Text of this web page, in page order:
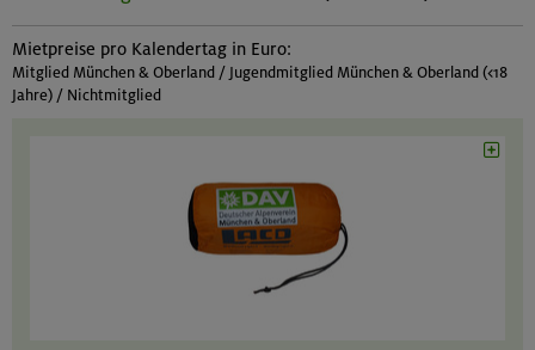
Mietpreise pro Kalendertag in Euro:
Mitglied München & Oberland / Jugendmitglied München & Oberland (<18
Jahre) / Nichtmitglied